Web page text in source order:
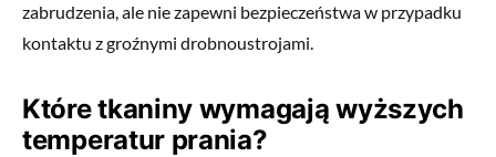
zabrudzenia, ale nie zapewni bezpieczeństwa w przypadku
kontaktu z groźnymi drobnoustrojami.
Które tkaniny wymagają wyższych
temperatur prania?